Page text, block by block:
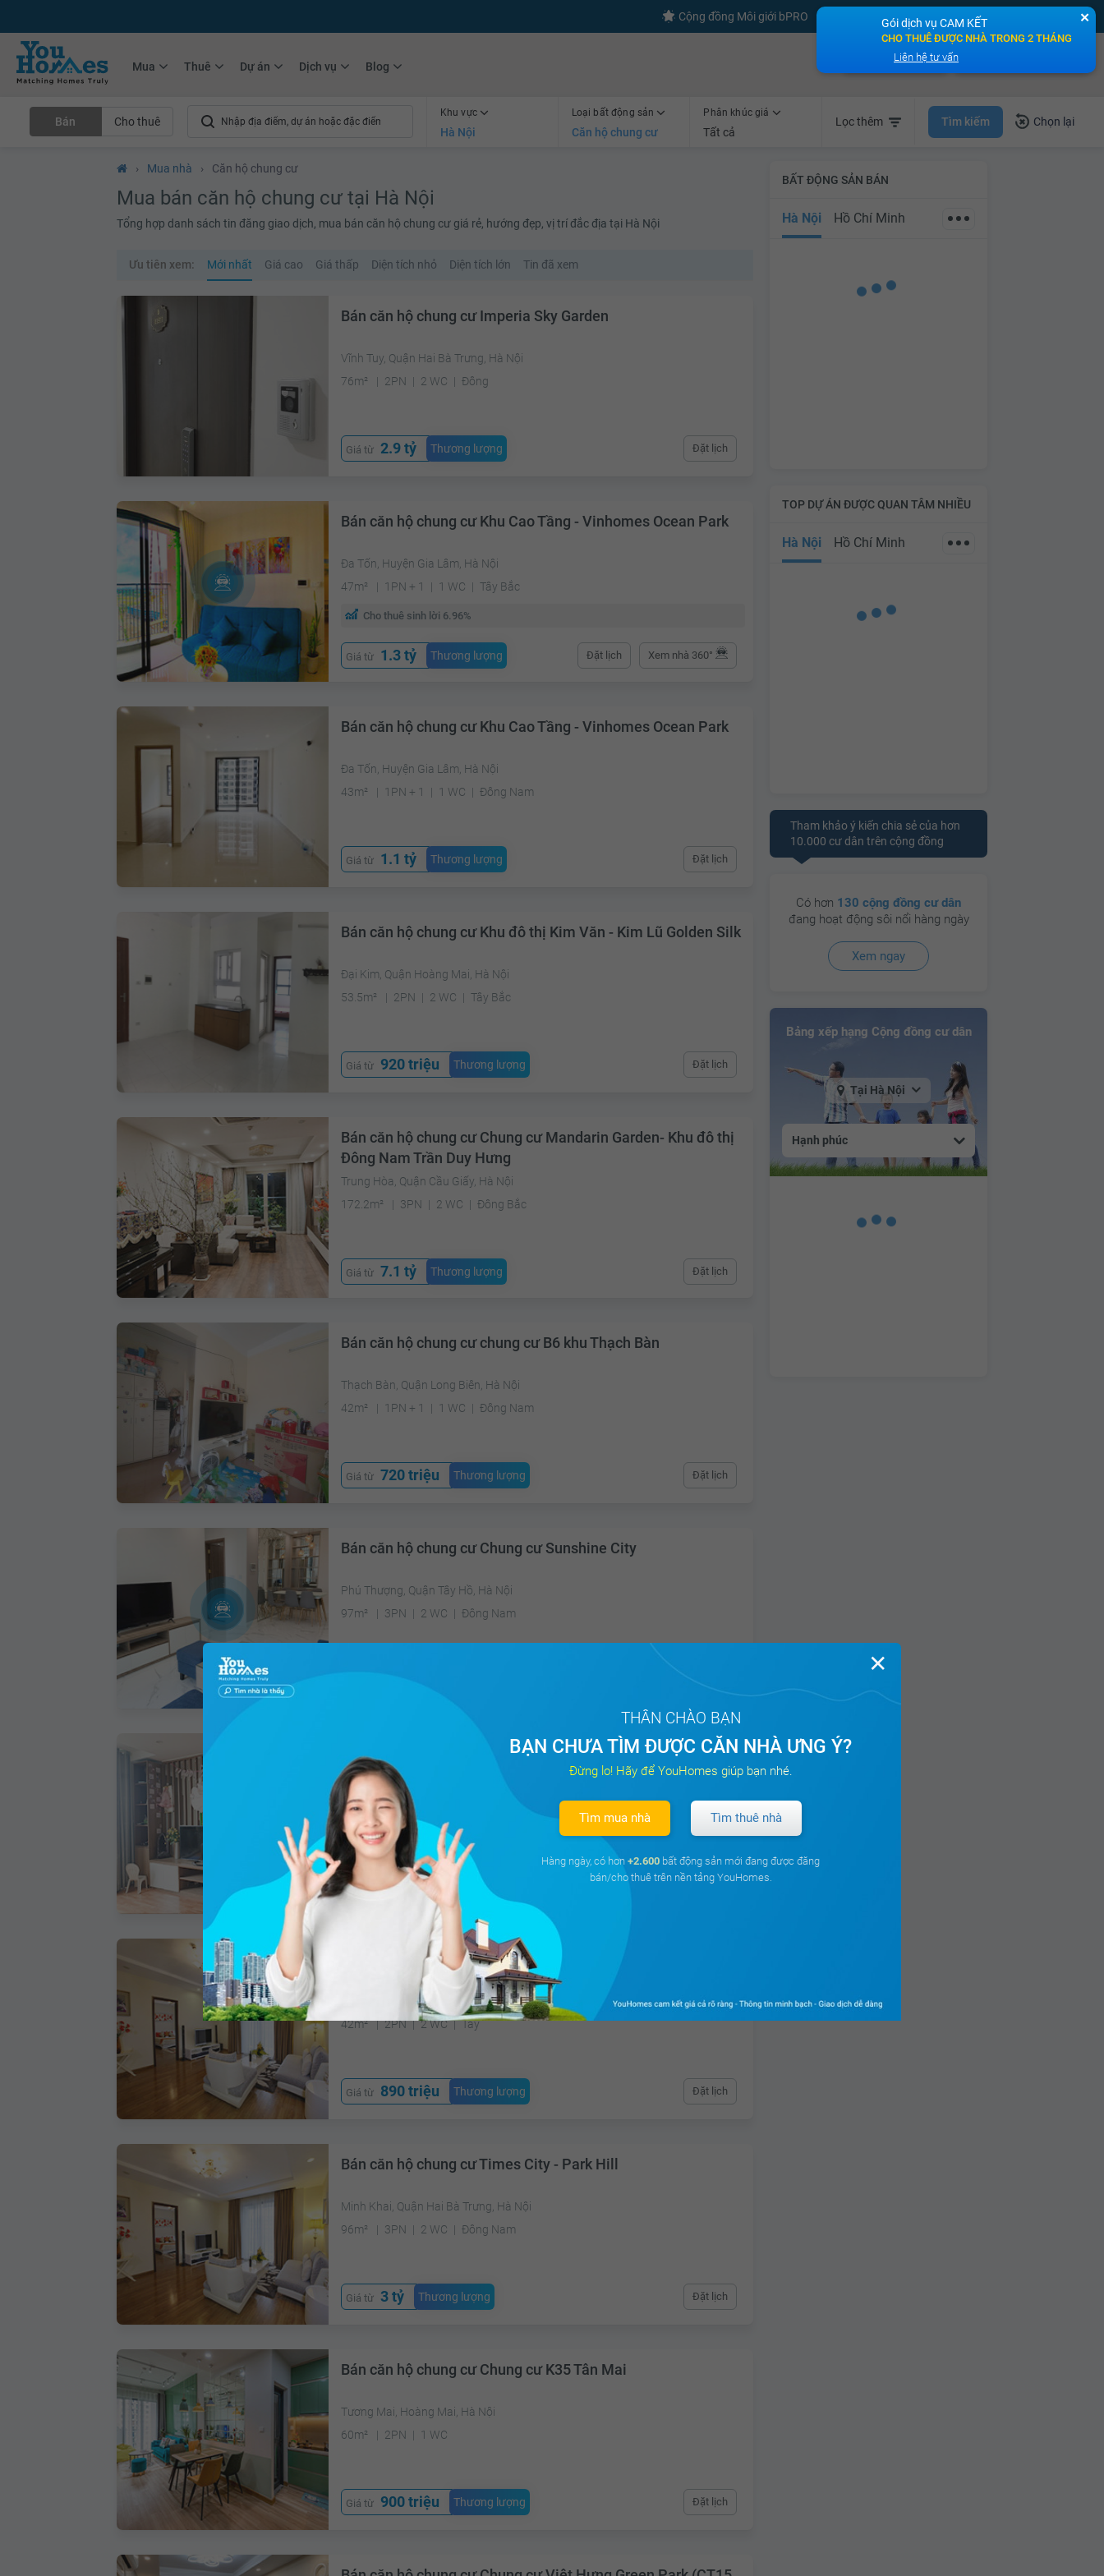
Cộng đồng Môi giới bPRO Đăng tin miễn phí Đăng ký
Mua Thuê Dự án Dịch vụ Blog
Bán nhà nhanh
Bán Cho thuê
Khu vực
Hà Nội
Loại bất động sản
Căn hộ chung cư
Phân khúc giá
Tất cả
Lọc thêm Tìm kiếm Chọn lại
› Mua nhà › Căn hộ chung cư
Mua bán căn hộ chung cư tại Hà Nội
Tổng hợp danh sách tin đăng giao dịch, mua bán căn hộ chung cư giá rẻ, hướng đẹp, vị trí đắc địa tại Hà Nội
Ưu tiên xem: Mới nhất Giá cao Giá thấp Diện tích nhỏ Diện tích lớn Tin đã xem
Bán căn hộ chung cư Imperia Sky Garden
Vĩnh Tuy, Quận Hai Bà Trưng, Hà Nội
76m²
2PN 2 WC Đông
Giá từ 2.9 tỷ Thương lượng Đặt lịch
Bán căn hộ chung cư Khu Cao Tầng - Vinhomes Ocean Park
Đa Tốn, Huyện Gia Lâm, Hà Nội
47m²
1PN + 1 1 WC Tây Bắc
Cho thuê sinh lời 6.96%
Giá từ 1.3 tỷ Thương lượng Đặt lịch Xem nhà 360°
Bán căn hộ chung cư Khu Cao Tầng - Vinhomes Ocean Park
Đa Tốn, Huyện Gia Lâm, Hà Nội
43m²
1PN + 1 1 WC Đông Nam
Giá từ 1.1 tỷ Thương lượng Đặt lịch
Bán căn hộ chung cư Khu đô thị Kim Văn - Kim Lũ Golden Silk
Đại Kim, Quận Hoàng Mai, Hà Nội
53.5m²
2PN 2 WC Tây Bắc
Giá từ 920 triệu Thương lượng Đặt lịch
Bán căn hộ chung cư Chung cư Mandarin Garden- Khu đô thị
Đông Nam Trần Duy Hưng
Trung Hòa, Quận Cầu Giấy, Hà Nội
172.2m²
3PN 2 WC Đông Bắc
Giá từ 7.1 tỷ Thương lượng Đặt lịch
Bán căn hộ chung cư chung cư B6 khu Thạch Bàn
Thạch Bàn, Quận Long Biên, Hà Nội
42m²
1PN + 1 1 WC Đông Nam
Giá từ 720 triệu Thương lượng Đặt lịch
Bán căn hộ chung cư Chung cư Sunshine City
Phú Thượng, Quận Tây Hồ, Hà Nội
97m²
3PN 2 WC Đông Nam
Bán căn hộ chung cư Chung cư Sapphire Palace
Thượng Đình, Quận Thanh Xuân, Hà Nội
190m²
3PN 3 WC
Giá từ 3.6 tỷ Thương lượng Đặt lịch
Bán căn hộ chung cư
Quận Thanh Xuân, Hà Nội
42m²
2PN 2 WC Tây
Giá từ 890 triệu Thương lượng Đặt lịch
Bán căn hộ chung cư Times City - Park Hill
Minh Khai, Quận Hai Bà Trưng, Hà Nội
96m²
3PN 2 WC Đông Nam
Giá từ 3 tỷ Thương lượng Đặt lịch
Bán căn hộ chung cư Chung cư K35 Tân Mai
Tương Mai, Hoàng Mai, Hà Nội
60m²
2PN 1 WC
Giá từ 900 triệu Thương lượng Đặt lịch
BẤT ĐỘNG SẢN BÁN
Hà Nội Hồ Chí Minh
TOP DỰ ÁN ĐƯỢC QUAN TÂM NHIỀU
Hà Nội Hồ Chí Minh
Tham khảo ý kiến chia sẻ của hơn
10.000 cư dân trên cộng đồng
Có hơn 130 cộng đồng cư dân
đang hoạt động sôi nổi hàng ngày
Xem ngay
Bảng xếp hạng Cộng đồng cư dân
Tại Hà Nội
Hạnh phúc
✕
THÂN CHÀO BẠN
BẠN CHƯA TÌM ĐƯỢC CĂN NHÀ ƯNG Ý?
Đừng lo! Hãy để YouHomes giúp bạn nhé.
Tìm mua nhà Tìm thuê nhà
Hàng ngày, có hơn +2.600 bất động sản mới đang được đăng
bán/cho thuê trên nền tảng YouHomes.
✕
Gói dịch vụ CAM KẾT
CHO THUÊ ĐƯỢC NHÀ TRONG 2 THÁNG
Liên hệ tư vấn